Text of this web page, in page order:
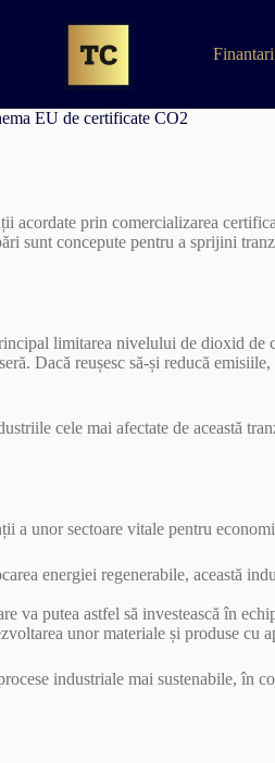
Finantari
EU de certificate CO2
acordate prin comercializarea
sunt concepute pentru a sprijini
limitarea nivelului de dioxid
Dacă reușesc să-și reducă
cele mai afectate de această
unor sectoare vitale pentru
energiei regenerabile, această
va putea astfel să investească în
unor materiale și produse
industriale mai sustenabile, în